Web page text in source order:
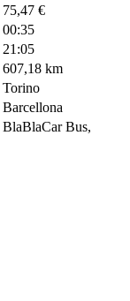
75,47 €
00:35
21:05
607,18 km
Torino
Barcellona
BlaBlaCar Bus,